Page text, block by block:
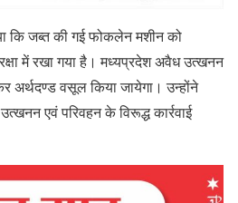
कि जब्त की गई फोकलेन मशीन को
में रखा गया है। मध्यप्रदेश अवैध उत्खनन
अर्थदण्ड वसूल किया जायेगा। उन्होंने
एवं परिवहन के विरूद्ध कार्रवाई